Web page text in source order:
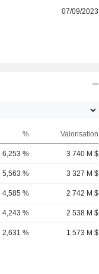
07/09/2023
% Valorisation
6,253 % 3 740 M $
5,563 % 3 327 M $
4,585 % 2 742 M $
4,243 % 2 538 M $
2,631 % 1 573 M $